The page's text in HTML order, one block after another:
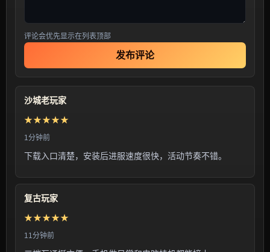
评论会优先显示在列表顶部
发布评论
沙城老玩家
★★★★★
1分钟前
下载入口清楚，安装后进服速度很快，活动节奏不错。
复古玩家
★★★★★
11分钟前